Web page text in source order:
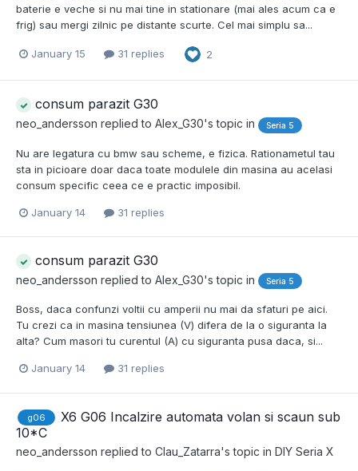
baterie e veche si nu mai tine in stationare (mai ales acum ca e
frig) sau mergi zilnic pe distante scurte. Cel mai simplu sa...
January 15 31 replies 2
consum parazit G30
neo_andersson replied to Alex_G30's topic in Seria 5
Nu are legatura cu bmw sau scheme, e fizica. Rationametul tau
sta in picioare doar daca toate modulele din masina au acelasi
consum specific ceea ce e practic imposibil.
January 14 31 replies
consum parazit G30
neo_andersson replied to Alex_G30's topic in Seria 5
Boss, daca confunzi voltii cu amperii nu mai da sfaturi pe aici.
Tu crezi ca in masina tensiunea (V) difera de la o siguranta la
alta? Cum masori tu curentul (A) cu siguranta pusa daca, si...
January 14 31 replies
g06
X6 G06 Incalzire automata volan si scaun sub
10*C
neo_andersson replied to Clau_Zatarra's topic in DIY Seria X